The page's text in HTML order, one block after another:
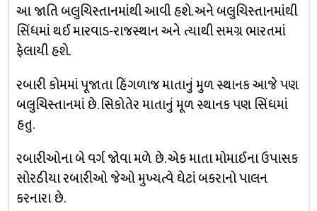
આ જાતિ બલુચિસ્તાનમાંથી આવી હશે. અને બલુચિસ્તાનમાંથી
સિંધમાં થઈ મારવાડ-રાજસ્થાન અને ત્યાથી સમગ્ર ભારતમાં
ફેલાયી હશે.
રબારી કોમમાં પૂજાતા હિંગળાજ માતાનું મુળ સ્થાનક આજે પણ
બલુચિસ્તાનમાં છે. સિકોતેર માતાનું મૂળ સ્થાનક પણ સિંધમાં
હતુ.
રબારીઓના બે વર્ગ જોવા મળે છે. એક માતા મોમાઈના ઉપાસક
સોરઠીયા રબારીઓ જેઓ મુખ્યત્વે ઘેટાં બકરાનો પાલન
કરનારા છે.